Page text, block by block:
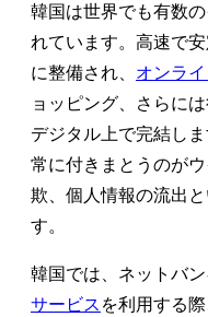
韓国は世界でも有数
れています。高速で
に整備され、 オンラ
ョッピング、さらに
デジタル上で完結し
常に付きまとうのが
欺、個人情報の流出
す。
韓国では、ネットバ
サービス を利用する